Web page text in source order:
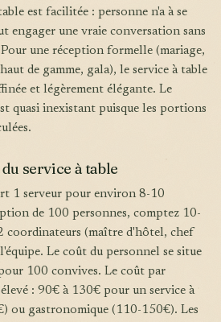
est facilitée : personne n'a à se
engager une vraie conversation sans
une réception formelle (mariage,
de gamme, gala), le service à table
et légèrement élégante. Le
quasi inexistant puisque les portions
service à table
de 100 personnes, comptez 10-
coordinateurs (maître d'hôtel, chef
Le coût du personnel se situe
100 convives. Le coût par
: 90€ à 130€ pour un service à
ou gastronomique (110-150€). Les